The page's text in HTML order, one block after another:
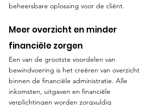
beheersbare oplossing voor de cliënt.
Meer overzicht en minder
financiële zorgen
Een van de grootste voordelen van
bewindvoering is het creëren van overzicht
binnen de financiële administratie. Alle
inkomsten, uitgaven en financiële
verplichtingen worden zorgvuldig